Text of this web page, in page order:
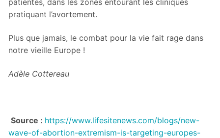
patientes, dans les zones entourant les cliniques
pratiquant l’avortement.
Plus que jamais, le combat pour la vie fait rage dans
notre vieille Europe !
Adèle Cottereau
Source : https://www.lifesitenews.com/blogs/new-
wave-of-abortion-extremism-is-targeting-europes-